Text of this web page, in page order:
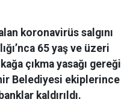
koronavirüs salgını
65 yaş ve üzeri
çıkma yasağı gereği
Belediyesi ekiplerince
kaldırıldı.